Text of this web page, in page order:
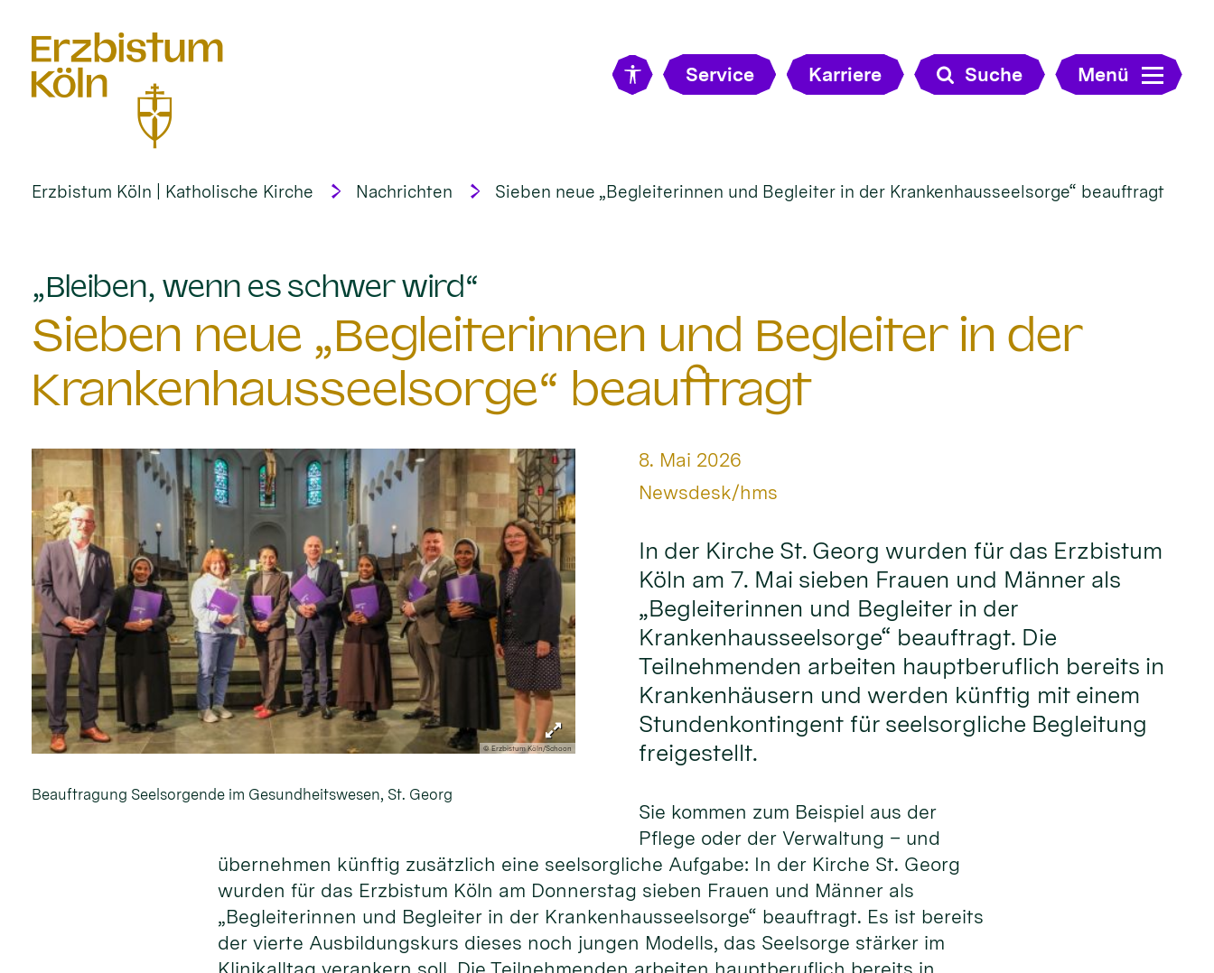
Service Karriere Suche Menü
Erzbistum Köln | Katholische Kirche Nachrichten Sieben neue „Begleiterinnen und Begleiter in der Krankenhausseelsorge“ beauftragt
„Bleiben, wenn es schwer wird“
Sieben neue „Begleiterinnen und Begleiter in der
Krankenhausseelsorge“ beauftragt
© Erzbistum Köln/Schoon
Beauftragung Seelsorgende im Gesundheitswesen, St. Georg
Datum:
8. Mai 2026
Von:
Newsdesk/hms
In der Kirche St. Georg wurden für das Erzbistum
Köln am 7. Mai sieben Frauen und Männer als
„Begleiterinnen und Begleiter in der
Krankenhausseelsorge“ beauftragt. Die
Teilnehmenden arbeiten hauptberuflich bereits in
Krankenhäusern und werden künftig mit einem
Stundenkontingent für seelsorgliche Begleitung
freigestellt.
Sie kommen zum Beispiel aus der
Pflege oder der Verwaltung – und
übernehmen künftig zusätzlich eine seelsorgliche Aufgabe: In der Kirche St. Georg
wurden für das Erzbistum Köln am Donnerstag sieben Frauen und Männer als
„Begleiterinnen und Begleiter in der Krankenhausseelsorge“ beauftragt. Es ist bereits
der vierte Ausbildungskurs dieses noch jungen Modells, das Seelsorge stärker im